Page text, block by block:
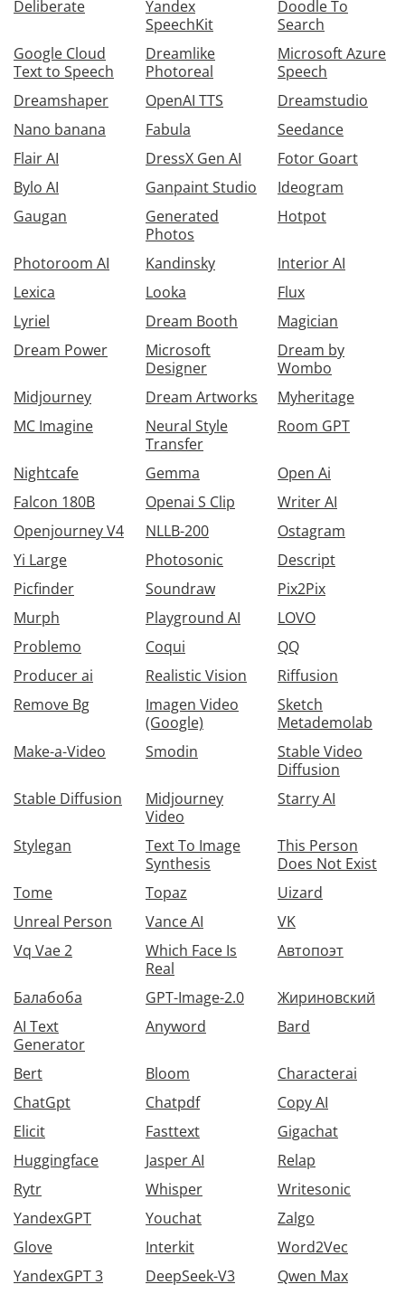
Deliberate
Yandex
SpeechKit
Doodle To
Search
Google Cloud
Text to Speech
Dreamlike
Photoreal
Microsoft Azure
Speech
Dreamshaper
OpenAI TTS
Dreamstudio
Nano banana
Fabula
Seedance
Flair AI
DressX Gen AI
Fotor Goart
Bylo AI
Ganpaint Studio
Ideogram
Gaugan
Generated
Photos
Hotpot
Photoroom AI Kandinsky
Interior AI
Lexica
Looka
Flux
Lyriel
Dream Booth
Magician
Dream Power
Microsoft
Designer
Dream by
Wombo
Midjourney
Dream Artworks
Myheritage
MC Imagine
Neural Style
Transfer
Room GPT
Nightcafe Gemma
Open Ai
Falcon 180B
Openai S Clip
Writer AI
Openjourney V4
NLLB-200
Ostagram
Yi Large
Photosonic
Descript
Picfinder
Soundraw
Pix2Pix
Murph
Playground AI
LOVO
Problemo
Coqui
QQ
Producer ai
Realistic Vision
Riffusion
Remove Bg
Imagen Video
(Google)
Sketch
Metademolab
Make-a-Video
Smodin
Stable Video
Diffusion
Stable Diffusion
Midjourney
Video
Starry AI
Stylegan
Text To Image
Synthesis
This Person
Does Not Exist
Tome
Topaz
Uizard
Unreal Person
Vance AI
VK
Vq Vae 2
Which Face Is
Real
Автопоэт
Балабоба GPT-Image-2.0
Жириновский
AI Text
Generator
Anyword Bard
Bert Bloom
Characterai
ChatGpt
Chatpdf
Copy AI
Elicit
Fasttext
Gigachat
Huggingface
Jasper AI
Relap
Rytr
Whisper
Writesonic
YandexGPT
Youchat
Zalgo
Glove
Interkit
Word2Vec
YandexGPT 3
DeepSeek-V3
Qwen Max